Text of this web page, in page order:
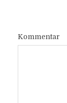
Kommentar